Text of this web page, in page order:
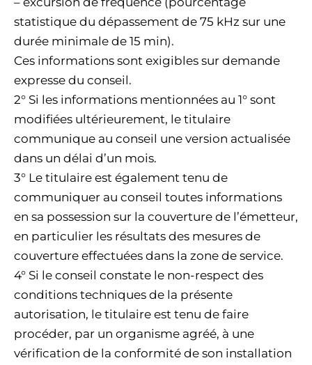
statistique du dépassement de 75 kHz sur une
durée minimale de 15 min).
Ces informations sont exigibles sur demande
expresse du conseil.
2° Si les informations mentionnées au 1° sont
modifiées ultérieurement, le titulaire
communique au conseil une version actualisée
dans un délai d’un mois.
3° Le titulaire est également tenu de
communiquer au conseil toutes informations
en sa possession sur la couverture de l’émetteur,
en particulier les résultats des mesures de
couverture effectuées dans la zone de service.
4° Si le conseil constate le non-respect des
conditions techniques de la présente
autorisation, le titulaire est tenu de faire
procéder, par un organisme agréé, à une
vérification de la conformité de son installation